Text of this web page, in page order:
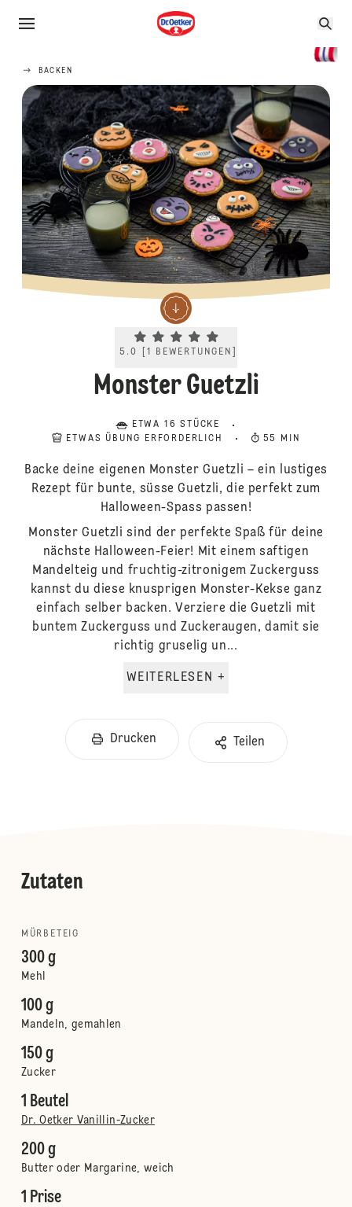
BACKEN
Current rating 5.0. Click to rate.
5.0 1 BEWERTUNGEN
Monster Guetzli
ETWA 16 STÜCKE
ETWAS ÜBUNG ERFORDERLICH
55 MIN
Backe deine eigenen Monster Guetzli – ein lustiges
Rezept für bunte, süsse Guetzli, die perfekt zum
Halloween-Spass passen!
Monster Guetzli sind der perfekte Spaß für deine
nächste Halloween-Feier! Mit einem saftigen
Mandelteig und fruchtig-zitronigem Zuckerguss
kannst du diese knusprigen Monster-Kekse ganz
einfach selber backen. Verziere die Guetzli mit
buntem Zuckerguss und Zuckeraugen, damit sie
richtig gruselig un...
WEITERLESEN +
Drucken Teilen
Zutaten
MÜRBETEIG
300 g
Mehl
100 g
Mandeln, gemahlen
150 g
Zucker
1 Beutel
Dr. Oetker Vanillin-Zucker
200 g
Butter oder Margarine, weich
1 Prise